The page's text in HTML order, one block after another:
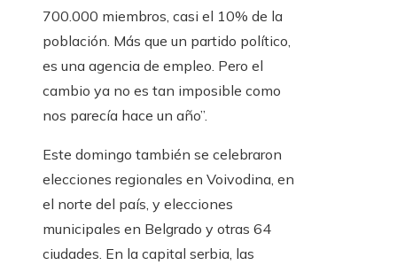
700.000 miembros, casi el 10% de la
población. Más que un partido político,
es una agencia de empleo. Pero el
cambio ya no es tan imposible como
nos parecía hace un año”.
Este domingo también se celebraron
elecciones regionales en Voivodina, en
el norte del país, y elecciones
municipales en Belgrado y otras 64
ciudades. En la capital serbia, las